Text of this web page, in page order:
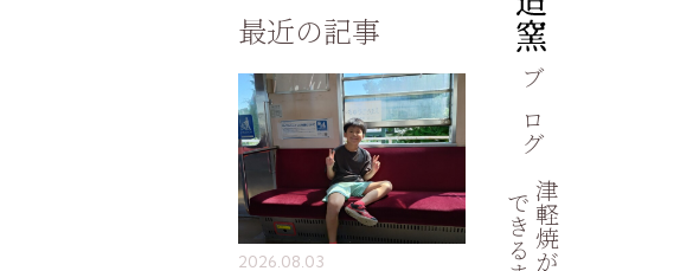
ブログ
津軽焼が
最近の記事
2026.08.03